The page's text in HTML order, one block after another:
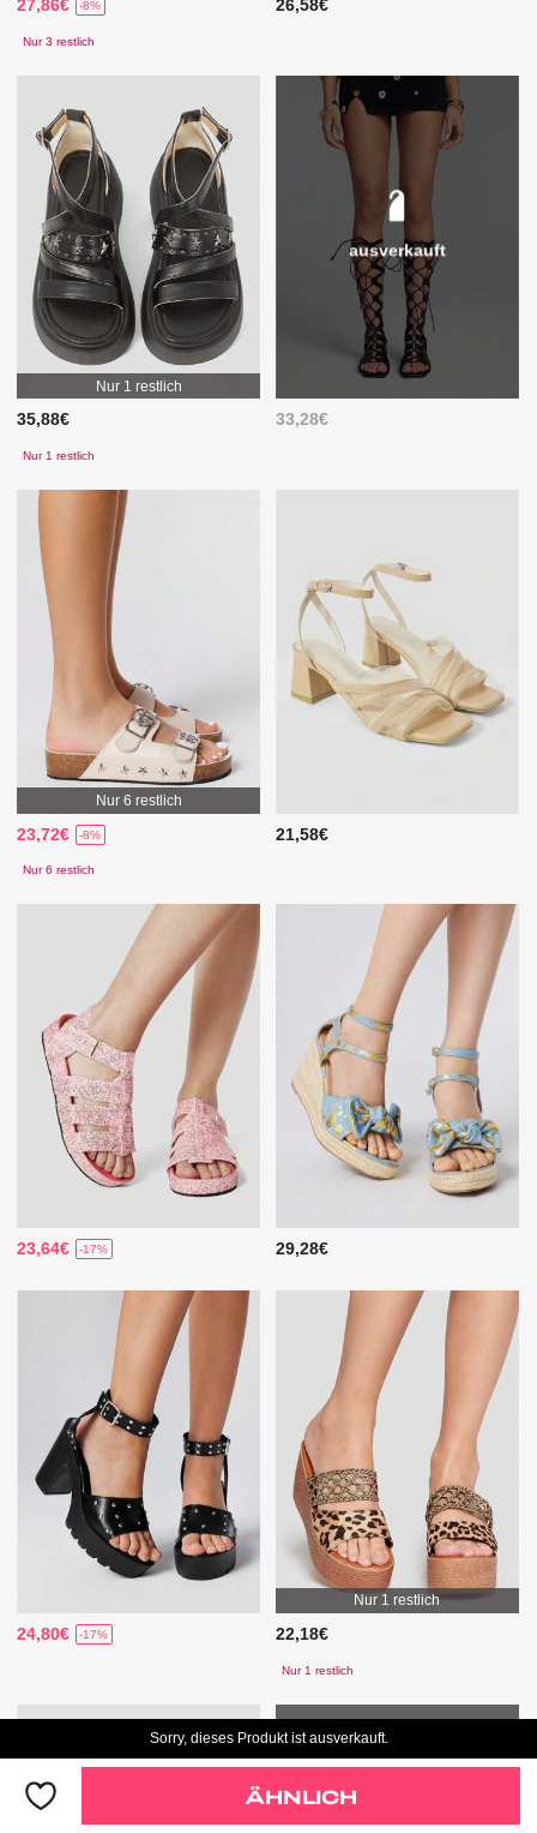
27,86€ -8%
Nur 3 restlich
26,58€
Nur 1 restlich
35,88€
Nur 1 restlich
ausverkauft
33,28€
Nur 6 restlich
23,72€ -8%
Nur 6 restlich
21,58€
23,64€ -17% 29,28€
24,80€ -17%
Nur 1 restlich
22,18€
Nur 1 restlich
Sorry, dieses Produkt ist ausverkauft.
ÄHNLICH